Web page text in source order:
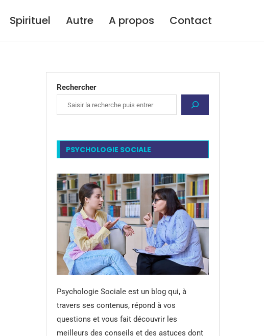
Spirituel Autre A propos Contact
Rechercher
PSYCHOLOGIE SOCIALE
Psychologie Sociale est un blog qui, à
travers ses contenus, répond à vos
questions et vous fait découvrir les
meilleurs des conseils et des astuces dont